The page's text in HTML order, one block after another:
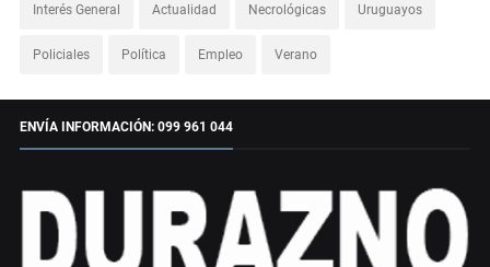
Interés General Actualidad Necrológicas Uruguayos
Policiales Política Empleo Verano
ENVÍA INFORMACIÓN: 099 961 044